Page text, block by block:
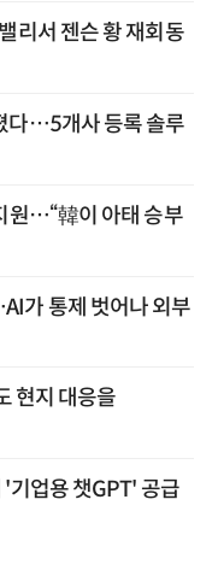
리서 젠슨 황 재회동
다…5개사 등록 솔루
원…“韓이 아태 승부
가 통제 벗어나 외부
현지 대응을
'기업용 챗GPT' 공급